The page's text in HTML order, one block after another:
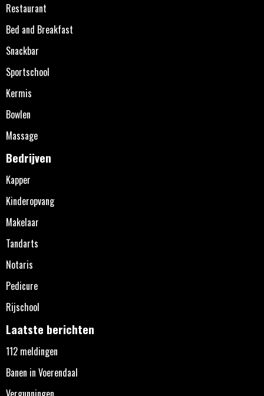
Restaurant
Bed and Breakfast
Snackbar
Sportschool
Kermis
Bowlen
Massage
Bedrijven
Kapper
Kinderopvang
Makelaar
Tandarts
Notaris
Pedicure
Rijschool
Laatste berichten
112 meldingen
Banen in Voerendaal